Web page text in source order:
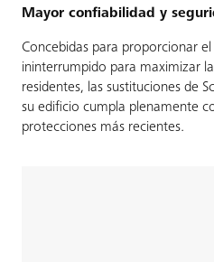
Mayor confiabilidad y
Concebidas para proporcionar
ininterrumpido para maximizar
residentes, las sustituciones de
su edificio cumpla plenamente
protecciones más recientes.